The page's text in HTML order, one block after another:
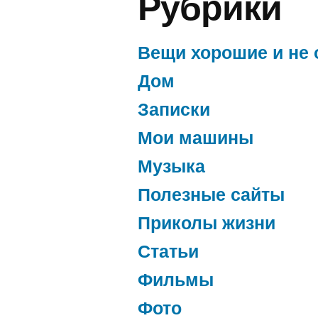
Вещи хорошие и не
Дом
Записки
Мои машины
Музыка
Полезные сайты
Приколы жизни
Статьи
Фильмы
Фото